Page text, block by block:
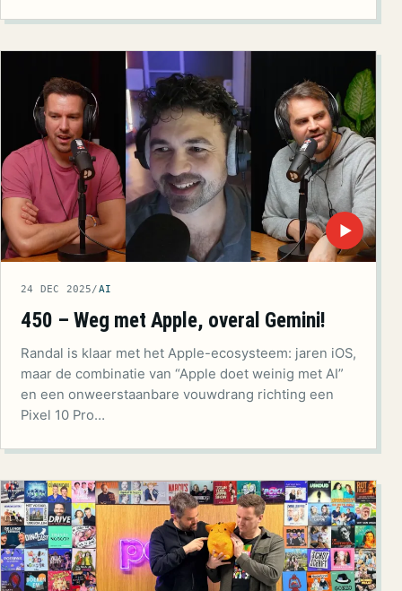
▶
24 DEC 2025/AI
450 – Weg met Apple, overal Gemini!
Randal is klaar met het Apple-ecosysteem: jaren iOS,
maar de combinatie van “Apple doet weinig met AI”
en een onweerstaanbare vouwdrang richting een
Pixel 10 Pro…